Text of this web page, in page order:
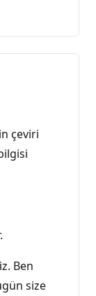
çeviri
Ben
size